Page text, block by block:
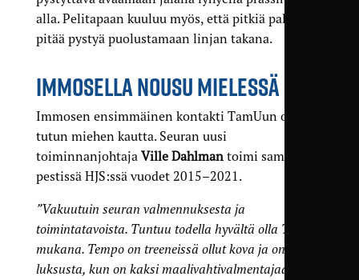
alla. Pelitapaan kuuluu myös, että pitkiä palloja
pitää pystyä puolustamaan linjan takana.
IMMOSELLA NOUSU MIELESSÄ
Immosen ensimmäinen kontakti TamUun oli
tutun miehen kautta. Seuran uusi
toiminnanjohtaja Ville Dahlmantoimi samassa
pestissä HJS:ssä vuodet 2015–2021.
”Vakuutuin seuran valmennuksesta ja
toimintatavoista. Tuntuu todella hyvältä olla TamUn
mukana. Tempo on treeneissä ollut kova ja on aivan
luksusta, kun on kaksi maalivahtivalmentajaa, jotka